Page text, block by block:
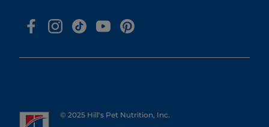
© 2025 Hill's Pet Nutrition, Inc.